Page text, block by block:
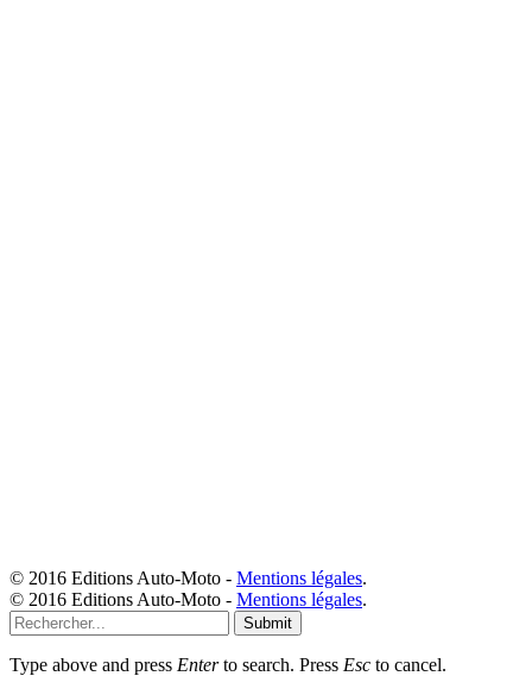
© 2016 Editions Auto-Moto - Mentions légales.
© 2016 Editions Auto-Moto - Mentions légales.
Submit
Type above and press Enterto search. Press Esc to cancel.